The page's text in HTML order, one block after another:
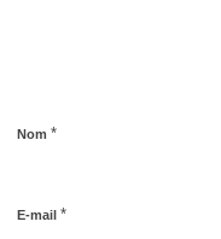
Nom *
E-mail *